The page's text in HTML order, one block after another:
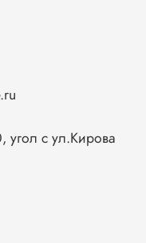
угол с ул.Кирова